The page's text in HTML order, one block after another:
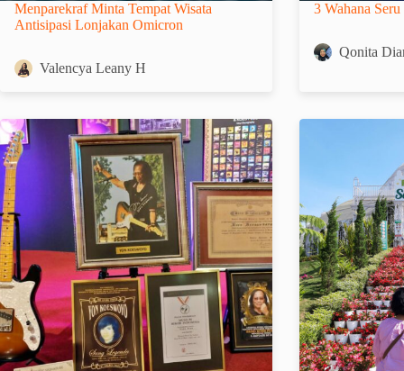
Menparekraf Minta Tempat Wisata
Antisipasi Lonjakan Omicron
Valencya Leany H
3 Wahana
Qonita